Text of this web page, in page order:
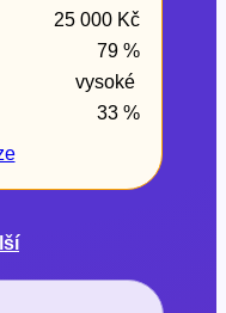
25 000 Kč
79 %
vysoké
33 %